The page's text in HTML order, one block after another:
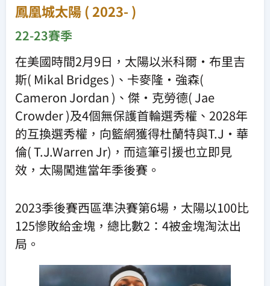
鳳凰城太陽 ( 2023- )
22-23賽季
在美國時間2月9日，太陽以米科爾·布里吉
斯( Mikal Bridges )、卡麥隆·強森(
Cameron Jordan )、傑·克勞德( Jae
Crowder )及4個無保護首輪選秀權、2028年
的互換選秀權，向籃網獲得杜蘭特與T.J·華
倫( T.J.Warren Jr)，而這筆引援也立即見
效，太陽闖進當年季後賽。
2023季後賽西區準決賽第6場，太陽以100比
125慘敗給金塊，總比數2：4被金塊淘汰出
局。